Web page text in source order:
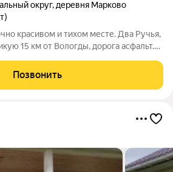
округ, деревня Марково
красивом и тихом месте. Два Ручья,
15 км от Вологды, дорога асфальт.
подсобное помещение. 2 этаж-
Позвонить